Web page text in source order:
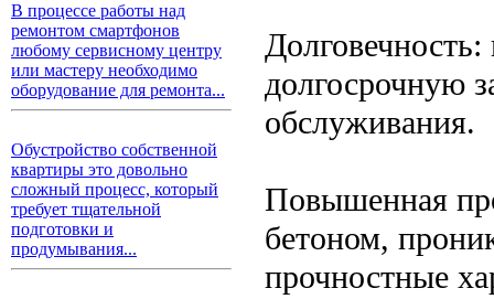
В процессе работы над
ремонтом смартфонов
любому сервисному центру
или мастеру необходимо
оборудование для ремонта...
Обустройство собственной
квартиры это довольно
сложный процесс, который
требует тщательной
подготовки и
продумывания...
долгосрочную
обслуживания.
Повышенная
бетоном,
прочностные